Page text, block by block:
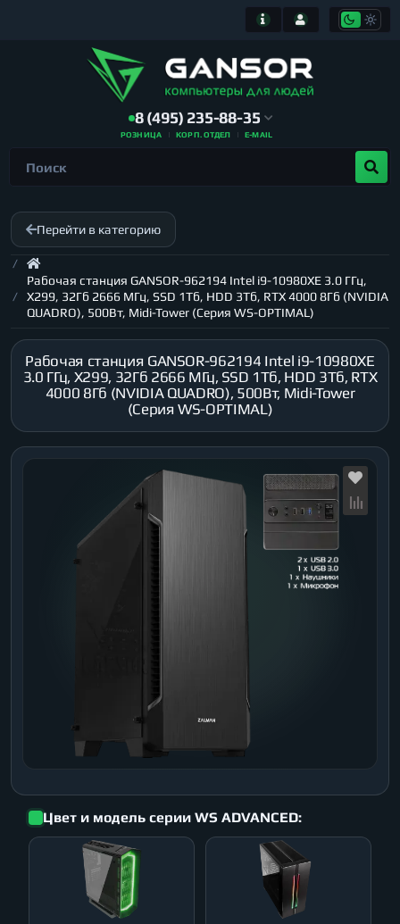
8 (495) 235-88-35
РОЗНИЦА КОРП. ОТДЕЛ E-MAIL
Перейти в категорию
Рабочая станция GANSOR-962194 Intel i9-10980XE 3.0 ГГц,
X299, 32Гб 2666 МГц, SSD 1Тб, HDD 3Тб, RTX 4000 8Гб (NVIDIA
QUADRO), 500Вт, Midi-Tower (Серия WS-OPTIMAL)
Рабочая станция GANSOR-962194 Intel i9-10980XE
3.0 ГГц, X299, 32Гб 2666 МГц, SSD 1Тб, HDD 3Тб, RTX
4000 8Гб (NVIDIA QUADRO), 500Вт, Midi-Tower
(Серия WS-OPTIMAL)
Цвет и модель серии WS ADVANCED: